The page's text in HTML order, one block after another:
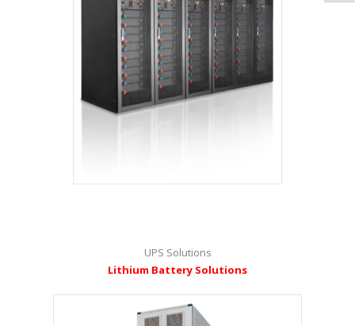
UPS Solutions
Lithium Battery Solutions